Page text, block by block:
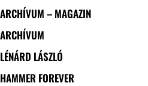
ARCHÍVUM – MAGAZIN
ARCHÍVUM
LÉNÁRD LÁSZLÓ
HAMMER FOREVER